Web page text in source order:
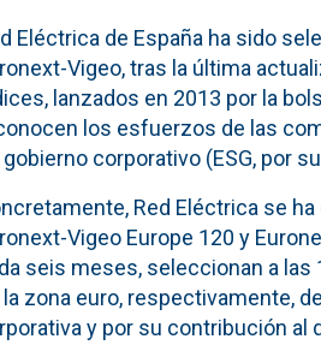
Eléctrica de España ha sido
Vigeo, tras la última
lanzados en 2013 por la
los esfuerzos de las
gobierno corporativo (ESG, por
Red Eléctrica se
Vigeo Europe 120 y
seis meses, seleccionan a
la zona euro, respectivamente,
y por su contribución al